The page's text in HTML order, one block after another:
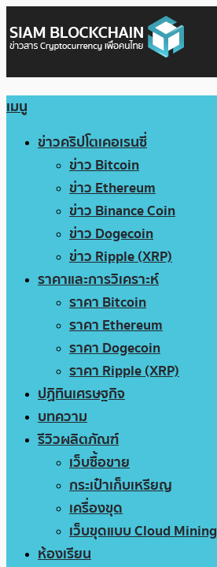
เมนู
ข่าวคริปโตเคอเรนซี่
ข่าว Bitcoin
ข่าว Ethereum
ข่าว Binance Coin
ข่าว Dogecoin
ข่าว Ripple (XRP)
ราคาและการวิเคราะห์
ราคา Bitcoin
ราคา Ethereum
ราคา Dogecoin
ราคา Ripple (XRP)
ปฏิทินเศรษฐกิจ
บทความ
รีวิวผลิตภัณฑ์
เว็บซื้อขาย
กระเป๋าเก็บเหรียญ
เครื่องขุด
เว็บขุดแบบ Cloud Mining
ห้องเรียน